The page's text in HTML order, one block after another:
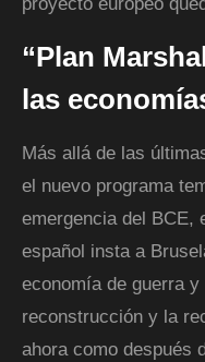
proyecto europeo
“Plan
las
Más allá de las
el nuevo programa
emergencia del BCE,
español insta a
economía de guerra
reconstrucción y la
ahora como después